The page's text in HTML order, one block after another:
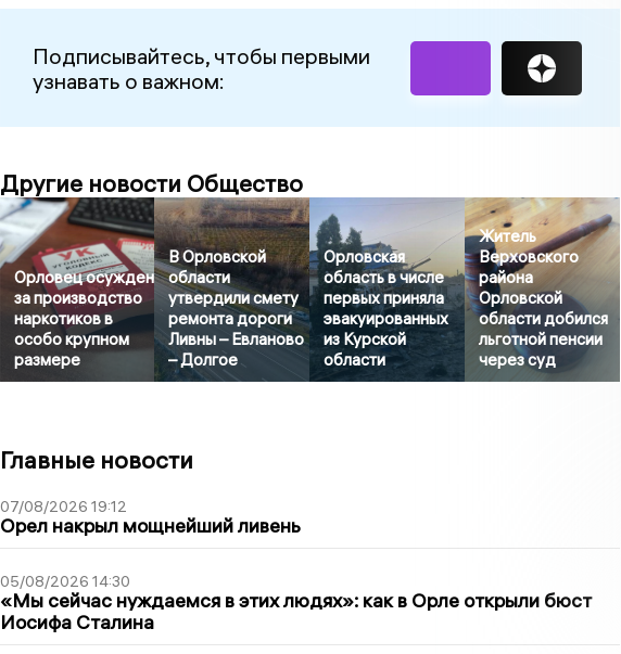
Подписывайтесь, чтобы первыми
узнавать о важном:
Другие новости Общество
Орловец осужден
за производство
наркотиков в
особо крупном
размере
В Орловской
области
утвердили смету
ремонта дороги
Ливны – Евланово
– Долгое
Орловская
область в числе
первых приняла
эвакуированных
из Курской
области
Житель
Верховского
района
Орловской
области добился
льготной пенсии
через суд
Главные новости
07/08/2026 19:12
Орел накрыл мощнейший ливень
05/08/2026 14:30
«Мы сейчас нуждаемся в этих людях»: как в Орле открыли бюст
Иосифа Сталина